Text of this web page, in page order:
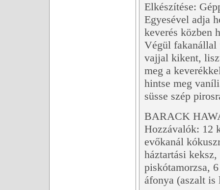
Elkészítése:
Egyesével adja
keverés közben
Végül fakanállal
vajjal kikent,
meg a
hintse meg
süsse szép
BARACK
Hozzávalók: 12
evőkanál
háztartási
piskótamorzsa,
áfonya (aszalt is